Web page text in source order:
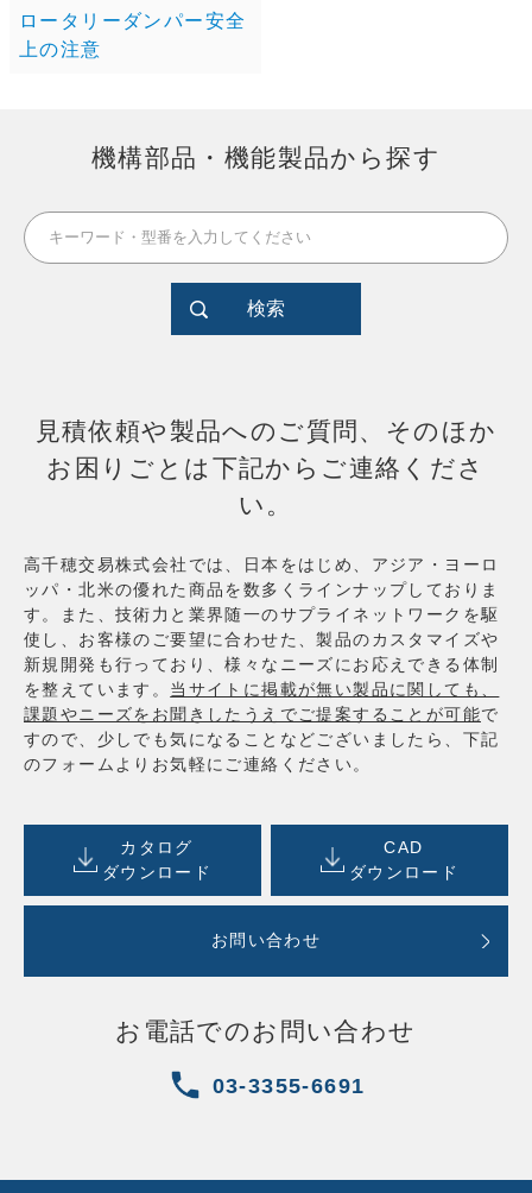
ロータリーダンパー安全
上の注意
機構部品・機能製品から探す
検索
見積依頼や製品へのご質問、そのほか
お困りごとは下記からご連絡くださ
い。
高千穂交易株式会社では、日本をはじめ、アジア・ヨーロ
ッパ・北米の優れた商品を数多くラインナップしておりま
す。また、技術力と業界随一のサプライネットワークを駆
使し、お客様のご要望に合わせた、製品のカスタマイズや
新規開発も行っており、様々なニーズにお応えできる体制
を整えています。 当サイトに掲載が無い製品に関しても、
課題やニーズをお聞きしたうえでご提案することが可能で
すので、少しでも気になることなどございましたら、下記
のフォームよりお気軽にご連絡ください。
カタログ
ダウンロード
CAD
ダウンロード
お問い合わせ
お電話でのお問い合わせ
03-3355-6691